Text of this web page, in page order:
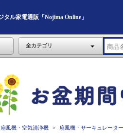
タル家電通販「Nojima Online」
全カテゴリ
風機・空気清浄機 扇風機・サーキュレーター